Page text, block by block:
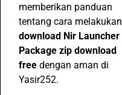
memberikan panduan
tentang cara melakukan
download Nir Launcher
Package zip download
free dengan aman di
Yasir252.